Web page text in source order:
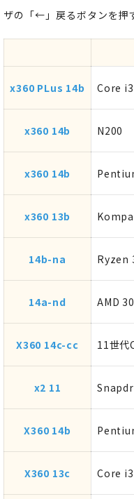
ザの「←」戻るボタンを押
x360 PLus 14b Core
x360 14b N200
x360 14b
x360 13b
14b-na Ryzen
14a-nd AMD
X360 14c-cc 11世代
x2 11
X360 14b
X360 13c Core